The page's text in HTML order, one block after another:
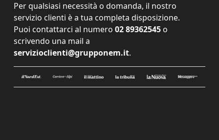
Per qualsiasi necessità o domanda, il nostro
servizio clienti è a tua completa disposizione.
Puoi contattarci al numero 02 89362545 o
scrivendo una mail a
servizioclienti@grupponem.it.